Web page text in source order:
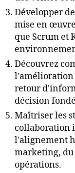
Développer
mise en
que Scrum et
Découvrez
retour
décision
Maîtriser les
collaboration
l'alignement
marketing, du
opérations.